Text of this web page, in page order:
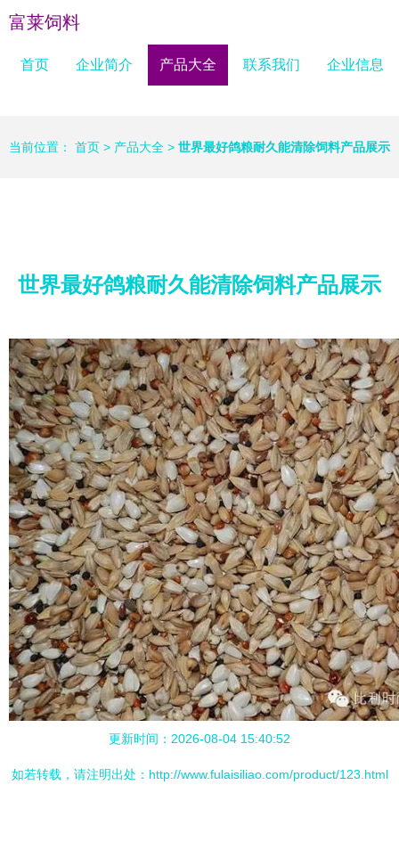
富莱饲料
首页 企业简介 产品大全 联系我们 企业信息
当前位置： 首页 > 产品大全 > 世界最好鸽粮耐久能清除饲料产品展示
世界最好鸽粮耐久能清除饲料产品展示
更新时间：2026-08-04 15:40:52
如若转载，请注明出处：http://www.fulaisiliao.com/product/123.html